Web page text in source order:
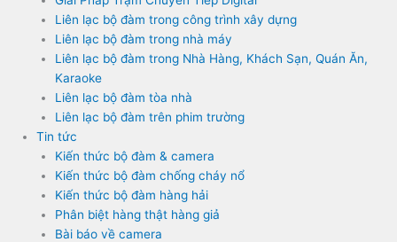
Liên lạc bộ đàm trong công trình xây dựng
Liên lạc bộ đàm trong nhà máy
Liên lạc bộ đàm trong Nhà Hàng, Khách Sạn, Quán Ăn,
Karaoke
Liên lạc bộ đàm tòa nhà
Liên lạc bộ đàm trên phim trường
Tin tức
Kiến thức bộ đàm & camera
Kiến thức bộ đàm chống cháy nổ
Kiến thức bộ đàm hàng hải
Phân biệt hàng thật hàng giả
Bài báo về camera